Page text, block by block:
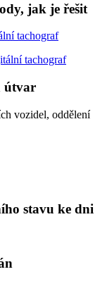
jak je řešit
tachograf
tachograf
útvar
vozidel, oddělení
stavu ke dni